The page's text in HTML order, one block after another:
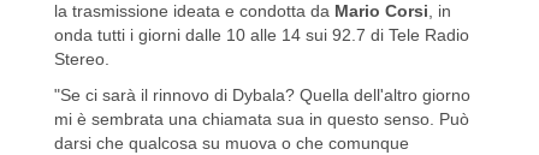
la trasmissione ideata e condotta da Mario Corsi, in
onda tutti i giorni dalle 10 alle 14 sui 92.7 di Tele Radio
Stereo.
"Se ci sarà il rinnovo di Dybala? Quella dell'altro giorno
mi è sembrata una chiamata sua in questo senso. Può
darsi che qualcosa su muova o che comunque